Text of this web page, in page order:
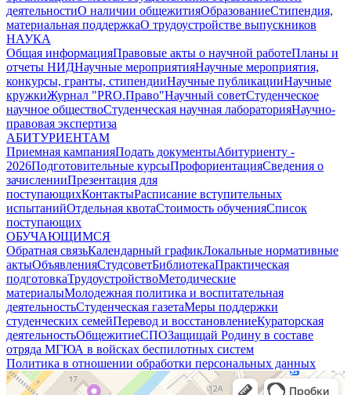
деятельностиО наличии общежитияОбразованиеСтипендия,
материальная поддержкаО трудоустройстве выпускников
НАУКА
Общая информацияПравовые акты о научной работеПланы и
отчеты НИДНаучные мероприятияНаучные мероприятия,
конкурсы, гранты, стипендииНаучные публикацииНаучные
кружкиЖурнал "PRO.Право"Научный советСтуденческое
научное обществоСтуденческая научная лабораторияНаучно-
правовая экспертиза
АБИТУРИЕНТАМ
Приемная кампанияПодать документыАбитуриенту -
2026Подготовительные курсыПрофориентацияСведения о
зачисленииПрезентация для
поступающихКонтактыРасписание вступительных
испытанийОтдельная квотаСтоимость обученияCписок
поступающих
ОБУЧАЮЩИМСЯ
Обратная связьКалендарный графикЛокальные нормативные
актыОбъявленияСтудсоветБиблиотекаПрактическая
подготовкаТрудоустройствоМетодические
материалыМолодежная политика и воспитательная
деятельностьСтуденческая газетаМеры поддержки
студенческих семейПеревод и восстановлениеКураторская
деятельностьОбщежитиеСПОЗащищай Родину в составе
отряда МГЮА в войсках беспилотных систем
Политика в отношении обработки персональных данных